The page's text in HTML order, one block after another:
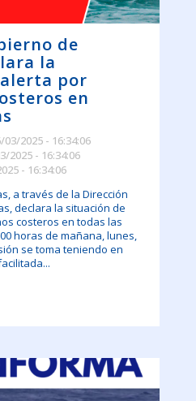
de
la
por
en
2025 - 16:34:06
2025 - 16:34:06
- 16:34:06
a través de la Dirección
declara la situación de
costeros en todas las
horas de mañana, lunes,
se toma teniendo en